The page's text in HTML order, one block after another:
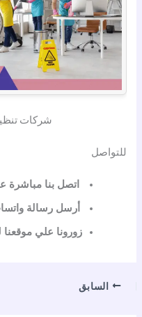
شركات
للتواصل
اتصل بنا مباشرة
أرسل رسالة
زورونا علي
السابق